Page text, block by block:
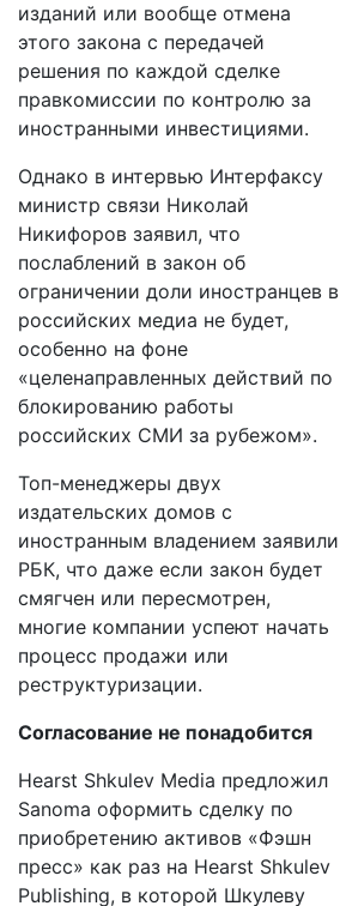
изданий или вообще отмена
этого закона с передачей
решения по каждой сделке
правкомиссии по контролю за
иностранными инвестициями.
Однако в интервью Интерфаксу
министр связи Николай
Никифоров заявил, что
послаблений в закон об
ограничении доли иностранцев в
российских медиа не будет,
особенно на фоне
«целенаправленных действий по
блокированию работы
российских СМИ за рубежом».
Топ-менеджеры двух
издательских домов с
иностранным владением заявили
РБК, что даже если закон будет
смягчен или пересмотрен,
многие компании успеют начать
процесс продажи или
реструктуризации.
Согласование не понадобится
Hearst Shkulev Media предложил
Sanoma оформить сделку по
приобретению активов «Фэшн
пресс» как раз на Hearst Shkulev
Publishing, в которой Шкулеву